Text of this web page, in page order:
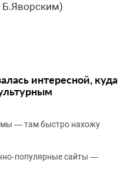
Б.Яворским)
интересной, куда
— там быстро нахожу
сайты —